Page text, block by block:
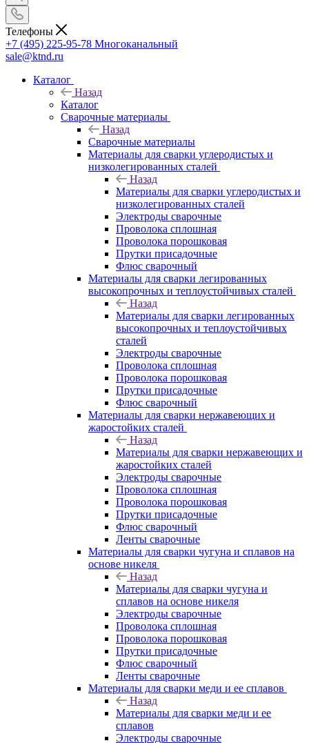
Телефоны
+7 (495) 225-95-78 Многоканальный
sale@ktnd.ru
Каталог
Назад
Каталог
Сварочные материалы
Назад
Сварочные материалы
Материалы для сварки углеродистых и
низколегированных сталей
Назад
Материалы для сварки углеродистых и
низколегированных сталей
Электроды сварочные
Проволока сплошная
Проволока порошковая
Прутки присадочные
Флюс сварочный
Материалы для сварки легированных
высокопрочных и теплоустойчивых сталей
Назад
Материалы для сварки легированных
высокопрочных и теплоустойчивых
сталей
Электроды сварочные
Проволока сплошная
Проволока порошковая
Прутки присадочные
Флюс сварочный
Материалы для сварки нержавеющих и
жаростойких сталей
Назад
Материалы для сварки нержавеющих и
жаростойких сталей
Электроды сварочные
Проволока сплошная
Проволока порошковая
Прутки присадочные
Флюс сварочный
Ленты сварочные
Материалы для сварки чугуна и сплавов на
основе никеля
Назад
Материалы для сварки чугуна и
сплавов на основе никеля
Электроды сварочные
Проволока сплошная
Проволока порошковая
Прутки присадочные
Флюс сварочный
Ленты сварочные
Материалы для сварки меди и ее сплавов
Назад
Материалы для сварки меди и ее
сплавов
Электроды сварочные